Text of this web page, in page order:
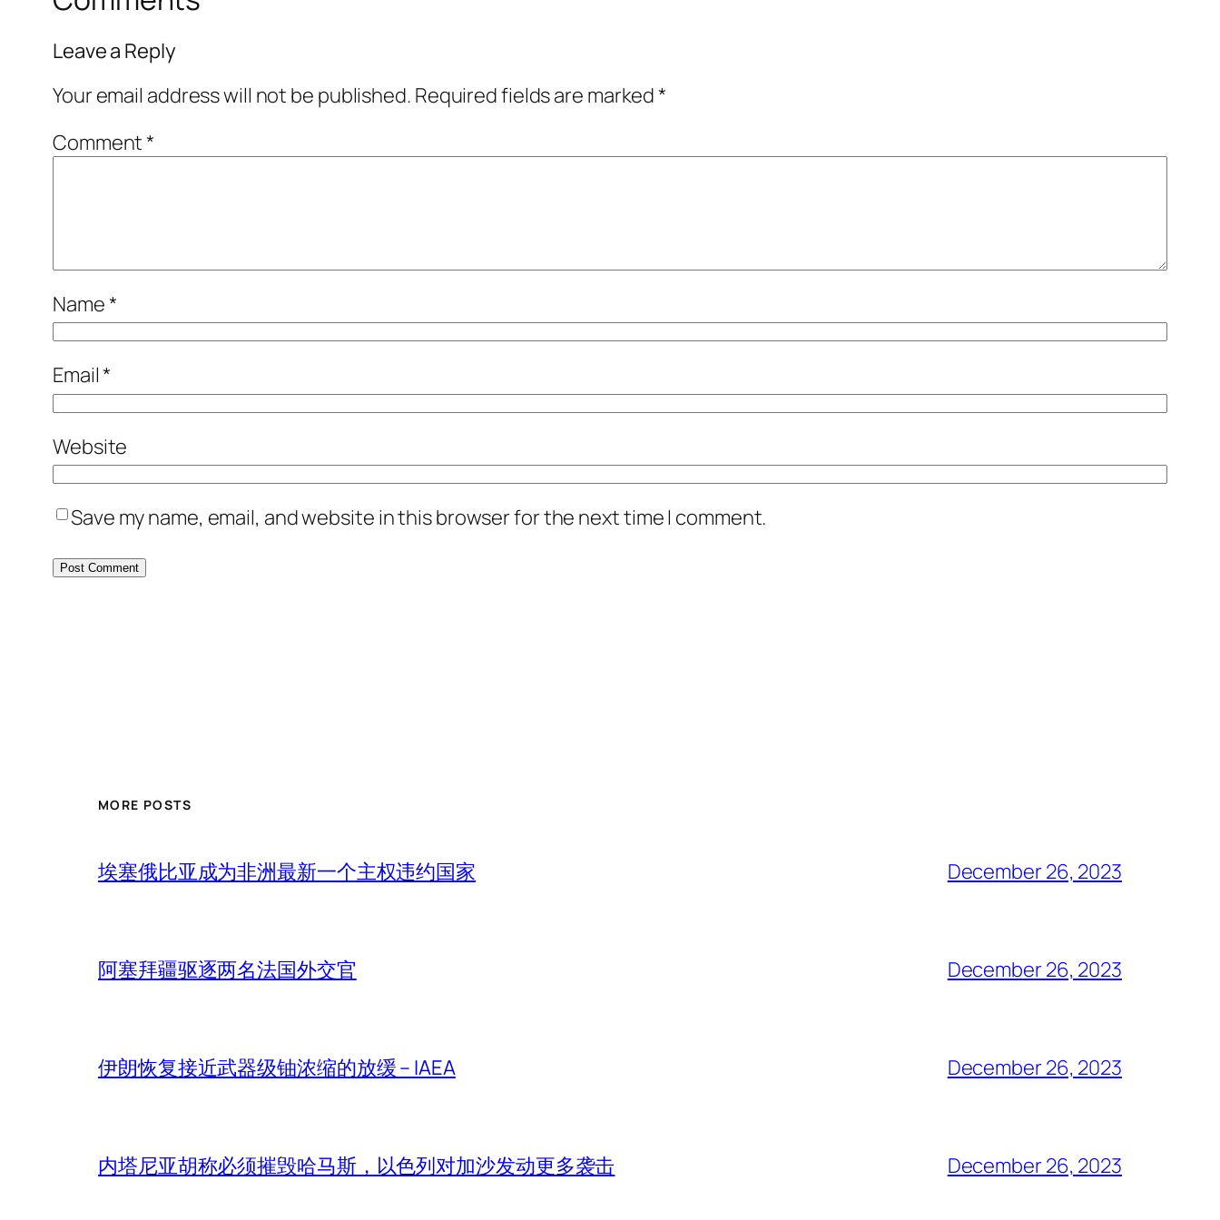
Leave a Reply
Your email address will not be published. Required fields are marked*
Comment*
Name*
Email*
Website
Save my name, email, and website in this browser for the next time I comment.
MORE POSTS
埃塞俄比亚成为非洲最新一个主权违约国家 December 26, 2023
阿塞拜疆驱逐两名法国外交官 December 26, 2023
伊朗恢复接近武器级铀浓缩的放缓 – IAEA December 26, 2023
内塔尼亚胡称必须摧毁哈马斯，以色列对加沙发动更多袭击 December 26, 2023